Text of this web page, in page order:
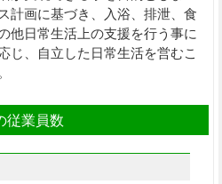
計画に基づき、入浴、排泄、食
他日常生活上の支援を行う事に
じ、自立した日常生活を営むこ
従業員数